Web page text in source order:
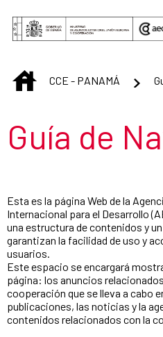
Saltar al contenido principal
INICIOCCE - PANAMÁ
Título de
Guía de
Esta es la página Web de la
Internacional para el Desarrollo
una estructura de contenidos y
garantizan la facilidad de uso y
usuarios.
Este espacio se encargará
página: los anuncios
cooperación que se lleva a cabo
publicaciones, las noticias y la
contenidos relacionados con la